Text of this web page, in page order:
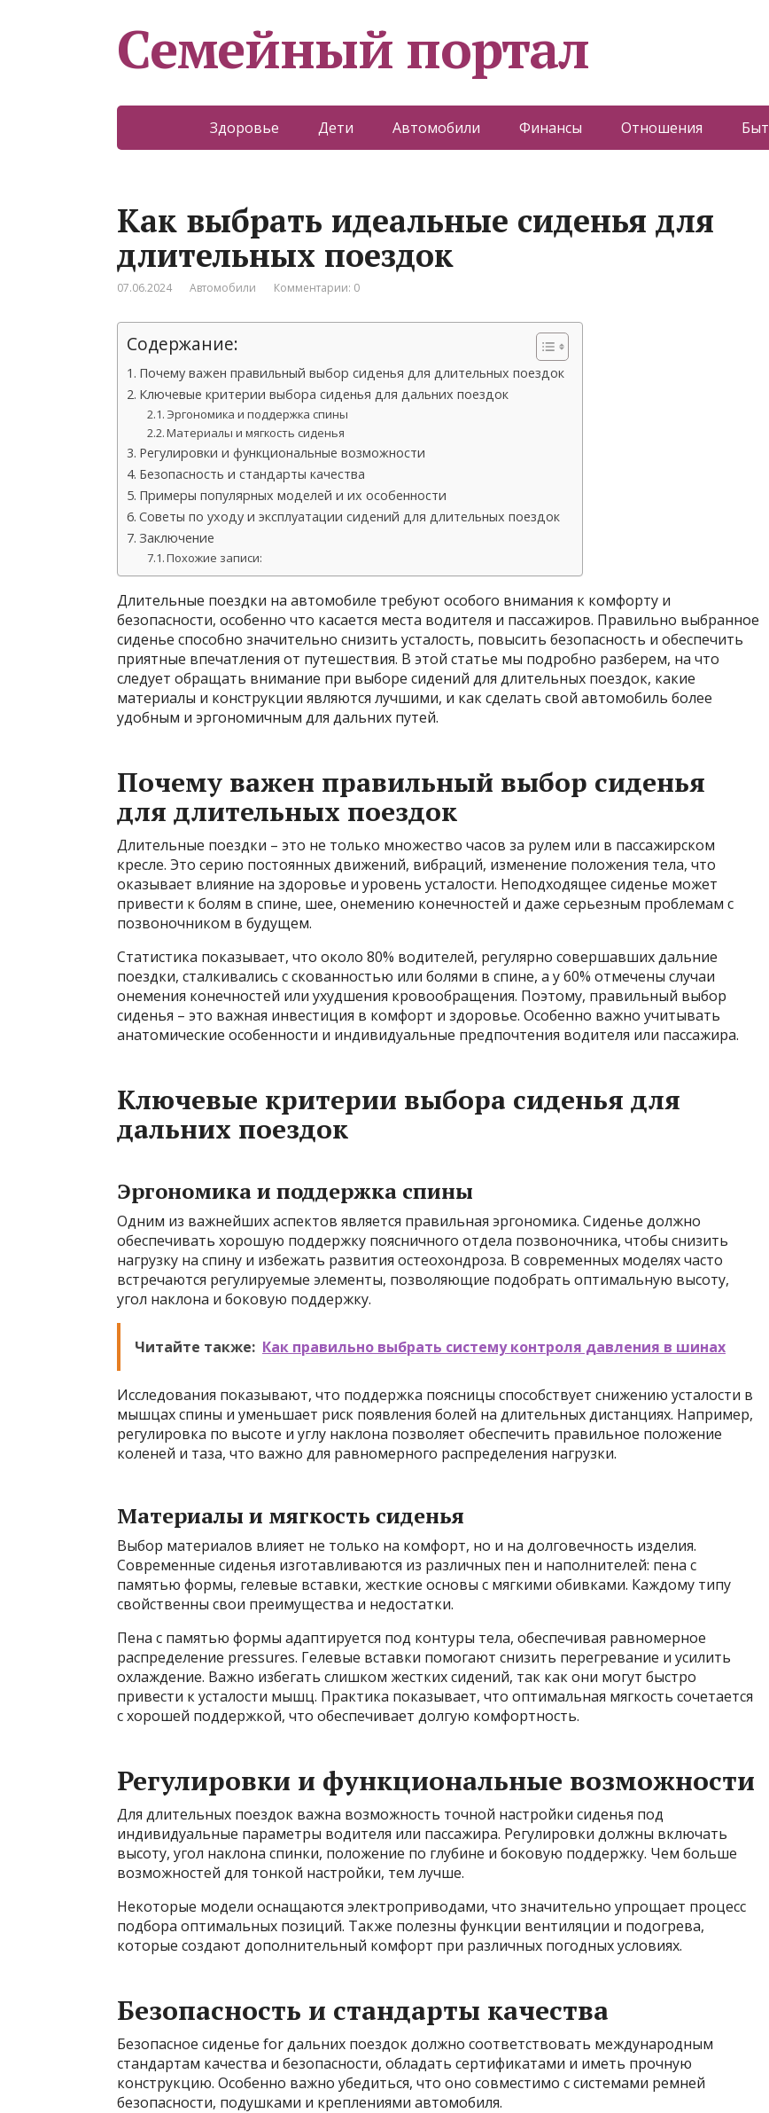
Семейный портал
Здоровье Дети Автомобили Финансы Отношения Быт
Как выбрать идеальные сиденья для
длительных поездок
07.06.2024 Автомобили Комментарии: 0
Содержание:
Почему важен правильный выбор сиденья для длительных поездок
Ключевые критерии выбора сиденья для дальних поездок
Эргономика и поддержка спины
Материалы и мягкость сиденья
Регулировки и функциональные возможности
Безопасность и стандарты качества
Примеры популярных моделей и их особенности
Советы по уходу и эксплуатации сидений для длительных поездок
Заключение
Похожие записи:
Длительные поездки на автомобиле требуют особого внимания к комфорту и
безопасности, особенно что касается места водителя и пассажиров. Правильно выбранное
сиденье способно значительно снизить усталость, повысить безопасность и обеспечить
приятные впечатления от путешествия. В этой статье мы подробно разберем, на что
следует обращать внимание при выборе сидений для длительных поездок, какие
материалы и конструкции являются лучшими, и как сделать свой автомобиль более
удобным и эргономичным для дальних путей.
Почему важен правильный выбор сиденья
для длительных поездок
Длительные поездки – это не только множество часов за рулем или в пассажирском
кресле. Это серию постоянных движений, вибраций, изменение положения тела, что
оказывает влияние на здоровье и уровень усталости. Неподходящее сиденье может
привести к болям в спине, шее, онемению конечностей и даже серьезным проблемам с
позвоночником в будущем.
Статистика показывает, что около 80% водителей, регулярно совершавших дальние
поездки, сталкивались с скованностью или болями в спине, а у 60% отмечены случаи
онемения конечностей или ухудшения кровообращения. Поэтому, правильный выбор
сиденья – это важная инвестиция в комфорт и здоровье. Особенно важно учитывать
анатомические особенности и индивидуальные предпочтения водителя или пассажира.
Ключевые критерии выбора сиденья для
дальних поездок
Эргономика и поддержка спины
Одним из важнейших аспектов является правильная эргономика. Сиденье должно
обеспечивать хорошую поддержку поясничного отдела позвоночника, чтобы снизить
нагрузку на спину и избежать развития остеохондроза. В современных моделях часто
встречаются регулируемые элементы, позволяющие подобрать оптимальную высоту,
угол наклона и боковую поддержку.
Читайте также: Как правильно выбрать систему контроля давления в шинах
Исследования показывают, что поддержка поясницы способствует снижению усталости в
мышцах спины и уменьшает риск появления болей на длительных дистанциях. Например,
регулировка по высоте и углу наклона позволяет обеспечить правильное положение
коленей и таза, что важно для равномерного распределения нагрузки.
Материалы и мягкость сиденья
Выбор материалов влияет не только на комфорт, но и на долговечность изделия.
Современные сиденья изготавливаются из различных пен и наполнителей: пена с
памятью формы, гелевые вставки, жесткие основы с мягкими обивками. Каждому типу
свойственны свои преимущества и недостатки.
Пена с памятью формы адаптируется под контуры тела, обеспечивая равномерное
распределение pressures. Гелевые вставки помогают снизить перегревание и усилить
охлаждение. Важно избегать слишком жестких сидений, так как они могут быстро
привести к усталости мышц. Практика показывает, что оптимальная мягкость сочетается
с хорошей поддержкой, что обеспечивает долгую комфортность.
Регулировки и функциональные возможности
Для длительных поездок важна возможность точной настройки сиденья под
индивидуальные параметры водителя или пассажира. Регулировки должны включать
высоту, угол наклона спинки, положение по глубине и боковую поддержку. Чем больше
возможностей для тонкой настройки, тем лучше.
Некоторые модели оснащаются электроприводами, что значительно упрощает процесс
подбора оптимальных позиций. Также полезны функции вентиляции и подогрева,
которые создают дополнительный комфорт при различных погодных условиях.
Безопасность и стандарты качества
Безопасное сиденье for дальних поездок должно соответствовать международным
стандартам качества и безопасности, обладать сертификатами и иметь прочную
конструкцию. Особенно важно убедиться, что оно совместимо с системами ремней
безопасности, подушками и креплениями автомобиля.